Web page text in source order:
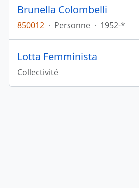
Brunella Colombelli
850012 · Personne · 1952-*
Lotta Femminista
Collectivité